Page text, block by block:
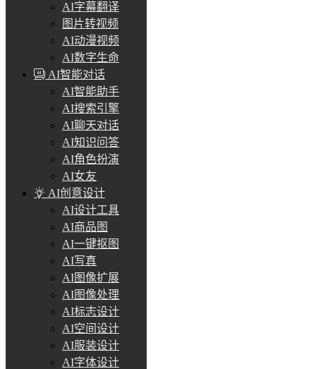
AI字幕翻译
图片转视频
AI动漫视频
AI数字生命
AI智能对话
AI智能助手
AI搜索引擎
AI聊天对话
AI知识问答
AI角色扮演
AI女友
AI创意设计
AI设计工具
AI商品图
AI一键抠图
AI写真
AI图像扩展
AI图像处理
AI标志设计
AI空间设计
AI服装设计
AI字体设计